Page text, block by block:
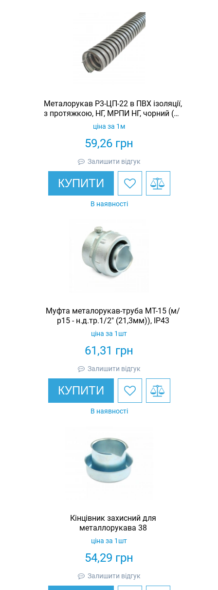
Металорукав Р3-ЦП-22 в ПВХ ізоляції,
з протяжкою, НГ, МРПИ НГ, чорний (50
м/уп.)
59,26 грн
ціна за 1м
Залишити відгук
КУПИТИ
В наявності
Муфта металорукав-труба МТ-15 (м/
р15 - н.д.тр.1/2" (21,3мм)), IP43
61,31 грн
ціна за 1шт
Залишити відгук
КУПИТИ
В наявності
Кінцівник захисний для
металлорукава 38
54,29 грн
ціна за 1шт
Залишити відгук